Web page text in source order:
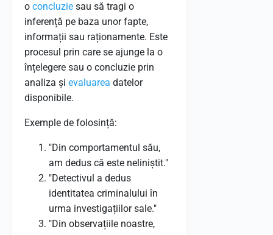
o concluzie sau să tragi o
inferență pe baza unor fapte,
informații sau raționamente. Este
procesul prin care se ajunge la o
înțelegere sau o concluzie prin
analiza și evaluarea datelor
disponibile.
Exemple de folosință:
"Din comportamentul său,
am dedus că este neliniștit."
"Detectivul a dedus
identitatea criminalului în
urma investigațiilor sale."
"Din observațiile noastre,